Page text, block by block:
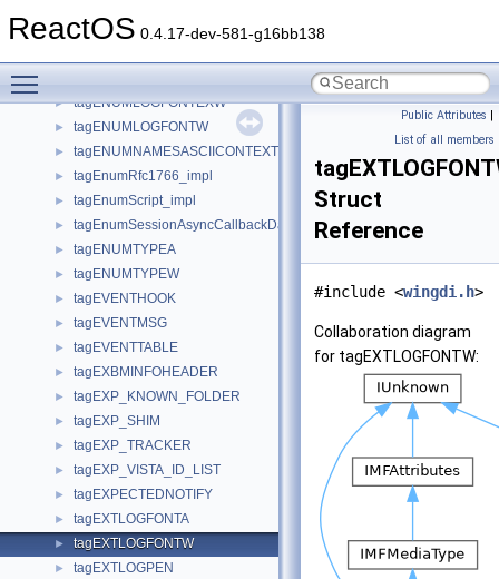
ReactOS 0.4.17-dev-581-g16bb138
► tagENUMLOGFONTEXA
► tagENUMLOGFONTEXW
► tagENUMLOGFONTW
► tagENUMNAMESASCIICONTEXT
► tagEnumRfc1766_impl
► tagEnumScript_impl
► tagEnumSessionAsyncCallbackData
► tagENUMTYPEA
► tagENUMTYPEW
► tagEVENTHOOK
► tagEVENTMSG
► tagEVENTTABLE
► tagEXBMINFOHEADER
► tagEXP_KNOWN_FOLDER
► tagEXP_SHIM
► tagEXP_TRACKER
► tagEXP_VISTA_ID_LIST
► tagEXPECTEDNOTIFY
► tagEXTLOGFONTA
► tagEXTLOGFONTW
► tagEXTLOGPEN
Public Attributes |
List of all members
Struct
Reference
#include <wingdi.h>
Collaboration diagram
for tagEXTLOGFONTW: